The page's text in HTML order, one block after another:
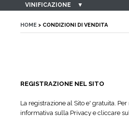
VINIFICAZIONE
▼
HOME > CONDIZIONI DI VENDITA
REGISTRAZIONE NEL SITO
La registrazione al Sito e' gratuita.
informativa sulla Privacy e cliccare